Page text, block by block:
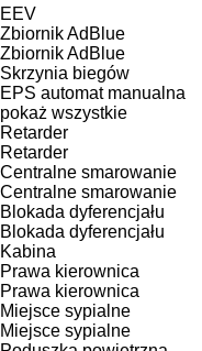
EEV
Zbiornik AdBlue
Zbiornik AdBlue
Skrzynia biegów
EPS automat manualna
pokaż wszystkie
Retarder
Retarder
Centralne smarowanie
Centralne smarowanie
Blokada dyferencjału
Blokada dyferencjału
Kabina
Prawa kierownica
Prawa kierownica
Miejsce sypialne
Miejsce sypialne